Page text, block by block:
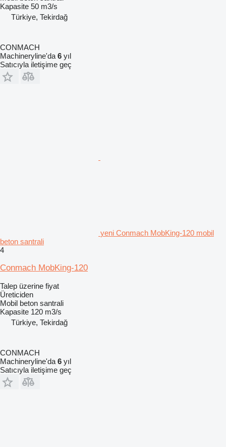
Kapasite 50 m3/s
Türkiye, Tekirdağ
CONMACH
Machineryline'da 6 yıl
Satıcıyla iletişime geç
yeni Conmach MobKing-120 mobil
beton santrali
4
Conmach MobKing-120
Talep üzerine fiyat
Üreticiden
Mobil beton santrali
Kapasite 120 m3/s
Türkiye, Tekirdağ
CONMACH
Machineryline'da 6 yıl
Satıcıyla iletişime geç